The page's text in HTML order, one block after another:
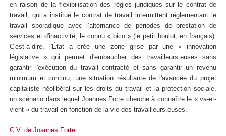
en raison de la flexibilisation des règles juridiques sur le contrat de
travail, qui a institué le contrat de travail intermittent réglementant le
travail sporadique avec l’alternance de périodes de prestation de
services et d'inactivité, le connu « bico » (le petit boulot, en français).
C'est-à-dire, l'État a créé une zone grise par une « innovation
législative » qui permet d'embaucher des travailleurs.euses sans
garantir l'exécution du travail contracté et sans garantir un revenu
minimum et continu, une situation résultante de l'avancée du projet
capitaliste néolibéral sur les droits du travail et la protection sociale,
un scénario dans lequel Joannes Forte cherche à connaître le « va-et-
vient » du travail en fonction de la vie des travailleurs.euses.
C.V. de Joannes Forte